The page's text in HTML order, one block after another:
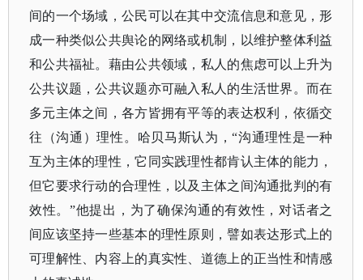
间的一个场域，公民可以在其中交流信息和意见，形
成一种类似公共舆论的网络或机制，以维护整体利益
和公共福祉。 藉由公共领域，私人的焦虑可以上升为
公共议题，公共议题亦可融入私人的生活世界。而在
多元主体之间，各方皆拥有平等的表达权利，依循交
往（沟通）理性。 哈贝马斯认为，“沟通理性是一种
互为主体的理性，它同实践理性都肯认主体的能力，
但它要求行动的合理性，以及主体之间沟通批判的有
效性。”他提出，为了确保沟通的有效性，对话者之
间应该坚持一些基本的理性原则，譬如表达形式上的
可理解性、内容上的真实性、道德上的正当性和情感